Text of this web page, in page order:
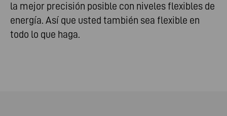
la mejor precisión posible con niveles flexibles de
energía. Así que usted también sea flexible en
todo lo que haga.